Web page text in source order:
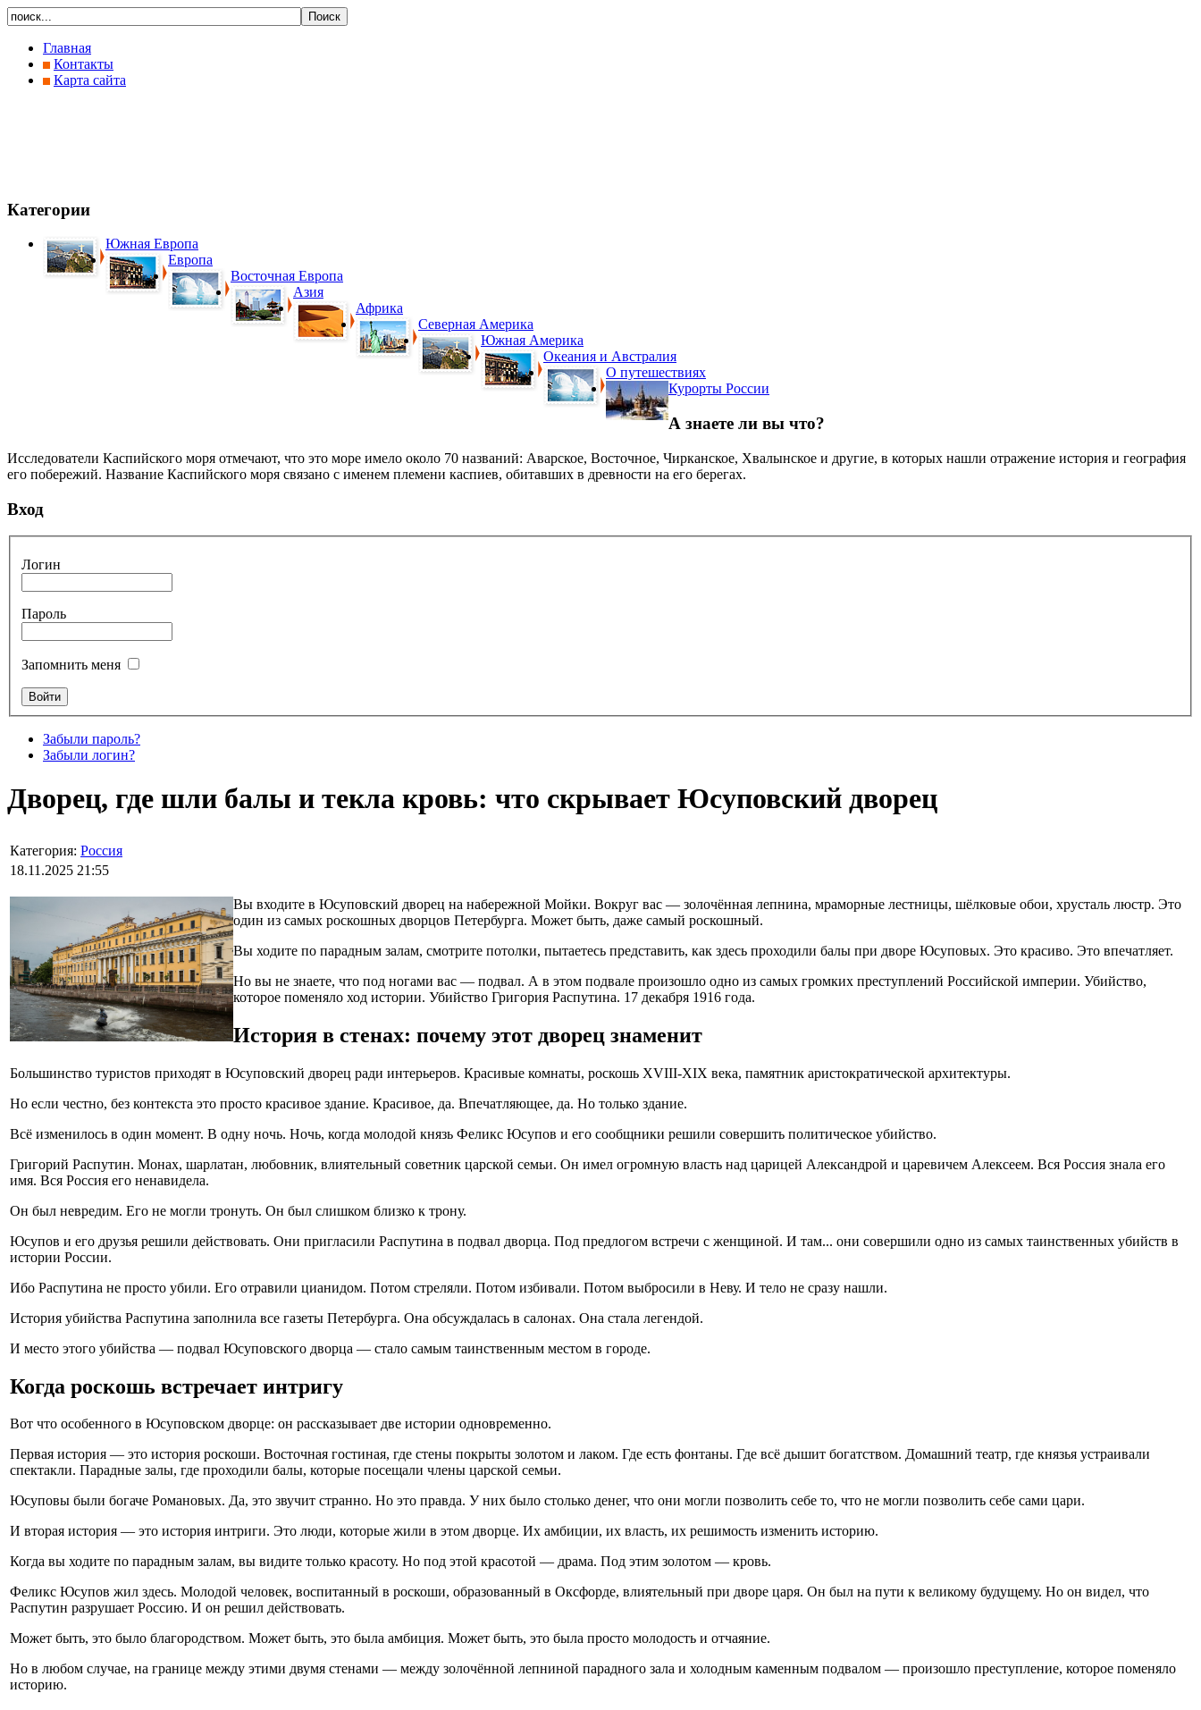
Главная
Контакты
Карта сайта
Категории
Южная Европа
Европа
Восточная Европа
Азия
Африка
Северная Америка
Южная Америка
Океания и Австралия
О путешествиях
Курорты России
А знаете ли вы что?
Исследователи Каспийского моря отмечают, что это море имело около 70 названий: Аварское, Восточное, Чирканское, Хвалынское и другие, в которых нашли отражение история и география
его побережий. Название Каспийского моря связано с именем племени каспиев, обитавших в древности на его берегах.
Вход
Логин
Пароль
Запомнить меня
Забыли пароль?
Забыли логин?
Дворец, где шли балы и текла кровь: что скрывает Юсуповский дворец
Категория: Россия
18.11.2025 21:55
Вы входите в Юсуповский дворец на набережной Мойки. Вокруг вас — золочённая лепнина, мраморные лестницы, шёлковые обои, хрусталь люстр. Это
один из самых роскошных дворцов Петербурга. Может быть, даже самый роскошный.
Вы ходите по парадным залам, смотрите потолки, пытаетесь представить, как здесь проходили балы при дворе Юсуповых. Это красиво. Это впечатляет.
Но вы не знаете, что под ногами вас — подвал. А в этом подвале произошло одно из самых громких преступлений Российской империи. Убийство,
которое поменяло ход истории. Убийство Григория Распутина. 17 декабря 1916 года.
История в стенах: почему этот дворец знаменит
Большинство туристов приходят в Юсуповский дворец ради интерьеров. Красивые комнаты, роскошь XVIII-XIX века, памятник аристократической архитектуры.
Но если честно, без контекста это просто красивое здание. Красивое, да. Впечатляющее, да. Но только здание.
Всё изменилось в один момент. В одну ночь. Ночь, когда молодой князь Феликс Юсупов и его сообщники решили совершить политическое убийство.
Григорий Распутин. Монах, шарлатан, любовник, влиятельный советник царской семьи. Он имел огромную власть над царицей Александрой и царевичем Алексеем. Вся Россия знала его
имя. Вся Россия его ненавидела.
Он был невредим. Его не могли тронуть. Он был слишком близко к трону.
Юсупов и его друзья решили действовать. Они пригласили Распутина в подвал дворца. Под предлогом встречи с женщиной. И там... они совершили одно из самых таинственных убийств в
истории России.
Ибо Распутина не просто убили. Его отравили цианидом. Потом стреляли. Потом избивали. Потом выбросили в Неву. И тело не сразу нашли.
История убийства Распутина заполнила все газеты Петербурга. Она обсуждалась в салонах. Она стала легендой.
И место этого убийства — подвал Юсуповского дворца — стало самым таинственным местом в городе.
Когда роскошь встречает интригу
Вот что особенного в Юсуповском дворце: он рассказывает две истории одновременно.
Первая история — это история роскоши. Восточная гостиная, где стены покрыты золотом и лаком. Где есть фонтаны. Где всё дышит богатством. Домашний театр, где князья устраивали
спектакли. Парадные залы, где проходили балы, которые посещали члены царской семьи.
Юсуповы были богаче Романовых. Да, это звучит странно. Но это правда. У них было столько денег, что они могли позволить себе то, что не могли позволить себе сами цари.
И вторая история — это история интриги. Это люди, которые жили в этом дворце. Их амбиции, их власть, их решимость изменить историю.
Когда вы ходите по парадным залам, вы видите только красоту. Но под этой красотой — драма. Под этим золотом — кровь.
Феликс Юсупов жил здесь. Молодой человек, воспитанный в роскоши, образованный в Оксфорде, влиятельный при дворе царя. Он был на пути к великому будущему. Но он видел, что
Распутин разрушает Россию. И он решил действовать.
Может быть, это было благородством. Может быть, это была амбиция. Может быть, это была просто молодость и отчаяние.
Но в любом случае, на границе между этими двумя стенами — между золочённой лепниной парадного зала и холодным каменным подвалом — произошло преступление, которое поменяло
историю.